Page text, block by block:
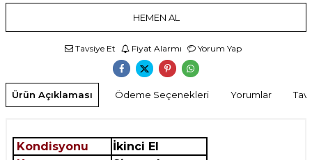
HEMEN AL
Tavsiye Et Fiyat Alarmı Yorum Yap
Ürün Açıklaması Ödeme Seçenekleri Yorumlar
Kondisyonu
İkinci El